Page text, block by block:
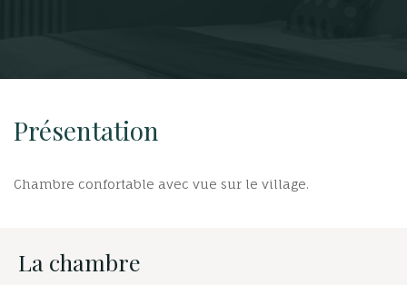
Présentation
Chambre confortable avec vue sur le village.
La chambre